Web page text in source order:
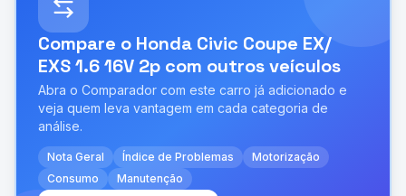
Compare o Honda Civic Coupe EX/
EXS 1.6 16V 2p com outros veículos
Abra o Comparador com este carro já adicionado e
veja quem leva vantagem em cada categoria de
análise.
Nota Geral Índice de Problemas
Motorização
Consumo
Manutenção